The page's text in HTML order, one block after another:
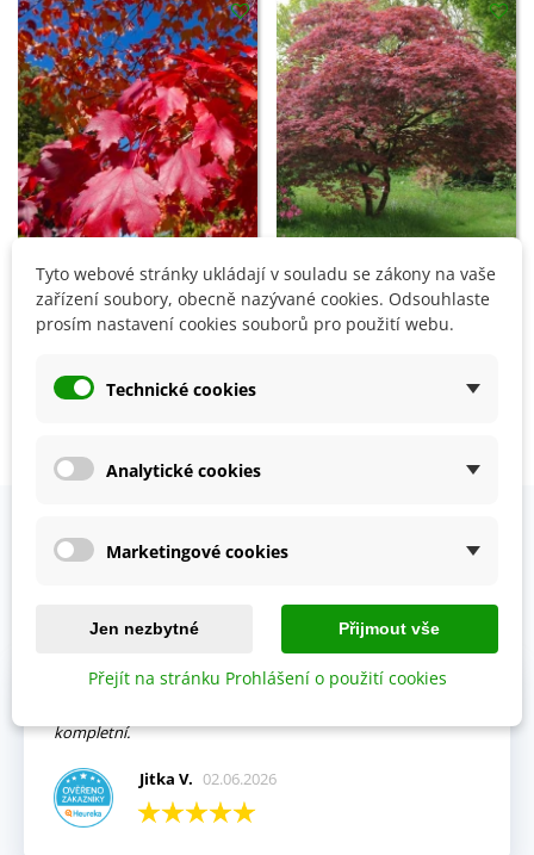
Přidat do košíku
Javor červený - Acer rubrum
69 Kč
Přidat do košíku
Javor japonský - Acer
Zobrazení 1-4 z 4 položek
OVĚŘENO NAŠIMI ZÁKAZNÍKY
Prohlédněte si vybraná hodnocení našich zákazníků.
Výhody:
kompletní.
Jitka V. 02.06.2026
Tyto webové stránky ukládají v souladu se zákony na vaše
zařízení soubory, obecně nazývané cookies. Odsouhlaste
prosím nastavení cookies souborů pro použití webu.
Technické cookies
Analytické cookies
Marketingové cookies
Jen nezbytné Přijmout vše
Přejít na stránku Prohlášení o použití cookies